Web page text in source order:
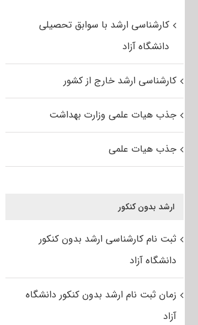
کارشناسی ارشد با سوابق تحصیلی
دانشگاه آزاد
کارشناسی ارشد خارج از کشور
جذب هیات علمی وزارت بهداشت
جذب هیات علمی
ارشد بدون کنکور
ثبت نام کارشناسی ارشد بدون کنکور
دانشگاه آزاد
زمان ثبت نام ارشد بدون کنکور دانشگاه
آزاد